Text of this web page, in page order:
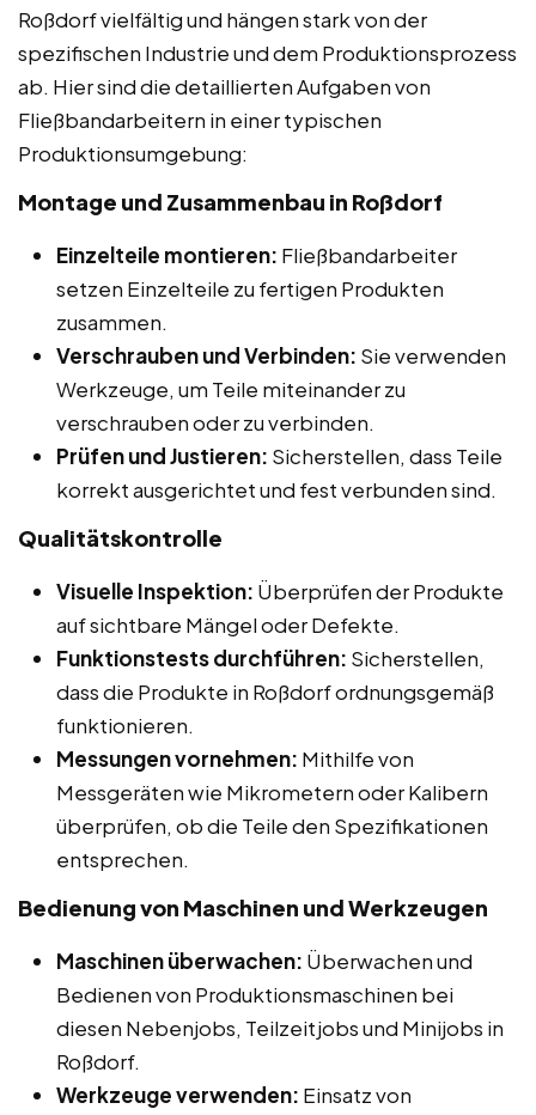
Roßdorf vielfältig und hängen stark von der
spezifischen Industrie und dem Produktionsprozess
ab. Hier sind die detaillierten Aufgaben von
Fließbandarbeitern in einer typischen
Produktionsumgebung:
Montage und Zusammenbau in Roßdorf
Einzelteile montieren: Fließbandarbeiter
setzen Einzelteile zu fertigen Produkten
zusammen.
Verschrauben und Verbinden: Sie verwenden
Werkzeuge, um Teile miteinander zu
verschrauben oder zu verbinden.
Prüfen und Justieren: Sicherstellen, dass Teile
korrekt ausgerichtet und fest verbunden sind.
Qualitätskontrolle
Visuelle Inspektion: Überprüfen der Produkte
auf sichtbare Mängel oder Defekte.
Funktionstests durchführen: Sicherstellen,
dass die Produkte in Roßdorf ordnungsgemäß
funktionieren.
Messungen vornehmen: Mithilfe von
Messgeräten wie Mikrometern oder Kalibern
überprüfen, ob die Teile den Spezifikationen
entsprechen.
Bedienung von Maschinen und Werkzeugen
Maschinen überwachen: Überwachen und
Bedienen von Produktionsmaschinen bei
diesen Nebenjobs, Teilzeitjobs und Minijobs in
Roßdorf.
Werkzeuge verwenden: Einsatz von